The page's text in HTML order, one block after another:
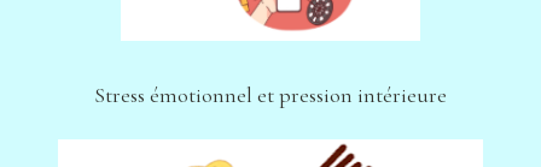
Stress émotionnel et pression intérieure